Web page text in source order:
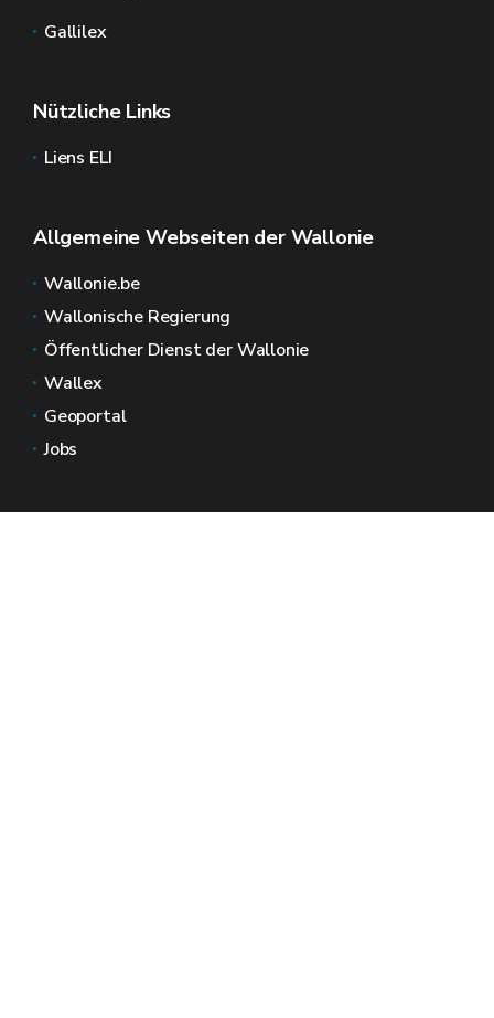
Gallilex
Nützliche Links
Liens ELI
Allgemeine Webseiten der Wallonie
Wallonie.be
Wallonische Regierung
Öffentlicher Dienst der Wallonie
Wallex
Geoportal
Jobs